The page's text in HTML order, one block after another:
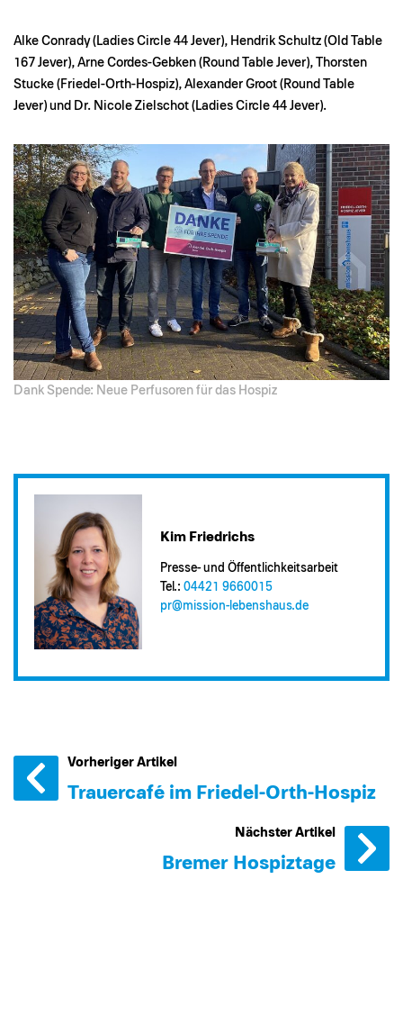
Alke Conrady (Ladies Circle 44 Jever), Hendrik Schultz (Old Table
167 Jever), Arne Cordes-Gebken (Round Table Jever), Thorsten
Stucke (Friedel-Orth-Hospiz), Alexander Groot (Round Table
Jever) und Dr. Nicole Zielschot (Ladies Circle 44 Jever).
Dank Spende: Neue Perfusoren für das Hospiz
Kim Friedrichs
Presse- und Öffentlichkeitsarbeit
Tel.: 04421 9660015
pr@​mission-lebenshaus.de
Vorheriger Artikel
Trauercafé im Friedel-Orth-Hospiz
Nächster Artikel
Bremer Hospiztage